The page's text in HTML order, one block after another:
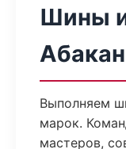
Шины
Абакан
Выполняем
марок.
мастеров,